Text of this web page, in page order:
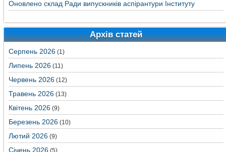
Оновлено склад Ради випускників аспірантури Інституту
Архів статей
Серпень 2026 (1)
Липень 2026 (11)
Червень 2026 (12)
Травень 2026 (13)
Квітень 2026 (9)
Березень 2026 (10)
Лютий 2026 (9)
Січень 2026